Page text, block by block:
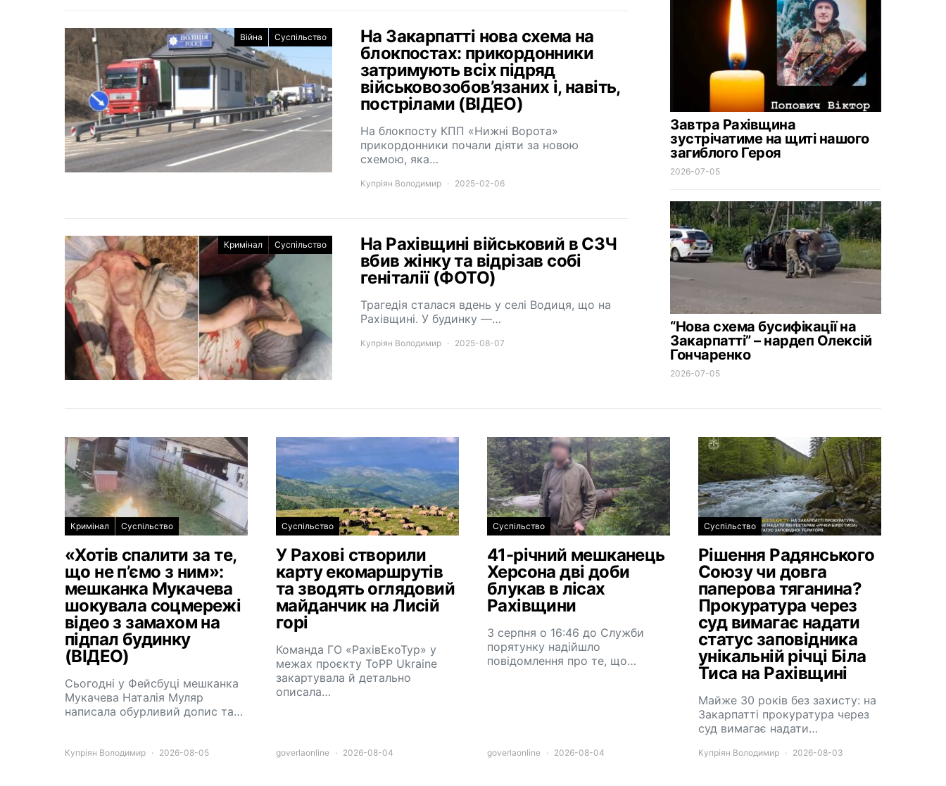
Війна Суспільство
На Закарпатті нова схема на
блокпостах: прикордонники
затримують всіх підряд
військовозобов’язаних і, навіть,
пострілами (ВІДЕО)
На блокпосту КПП «Нижні Ворота»
прикордонники почали діяти за новою
схемою, яка…
Купріян Володимир 2025-02-06
Кримінал Суспільство
На Рахівщині військовий в СЗЧ
вбив жінку та відрізав собі
геніталії (ФОТО)
Трагедія сталася вдень у селі Водиця, що на
Рахівщині. У будинку —…
Купріян Володимир 2025-08-07
Завтра Рахівщина
зустрічатиме на щиті нашого
загиблого Героя
2026-07-05
“Нова схема бусифікації на
Закарпатті” – нардеп Олексій
Гончаренко
2026-07-05
Кримінал Суспільство
«Хотів спалити за те,
що не п’ємо з ним»:
мешканка Мукачева
шокувала соцмережі
відео з замахом на
підпал будинку
(ВІДЕО)
Сьогодні у Фейсбуці мешканка
Мукачева Наталія Муляр
написала обурливий допис та…
Купріян Володимир 2026-08-05
Суспільство
У Рахові створили
карту екомаршрутів
та зводять оглядовий
майданчик на Лисій
горі
Команда ГО «РахівЕкоТур» у
межах проєкту ToPP Ukraine
закартувала й детально
описала…
goverlaonline 2026-08-04
Суспільство
41-річний мешканець
Херсона дві доби
блукав в лісах
Рахівщини
3 серпня о 16:46 до Служби
порятунку надійшло
повідомлення про те, що…
goverlaonline 2026-08-04
Суспільство
Рішення Радянського
Союзу чи довга
паперова тяганина?
Прокуратура через
суд вимагає надати
статус заповідника
унікальній річці Біла
Тиса на Рахівщині
Майже 30 років без захисту: на
Закарпатті прокуратура через
суд вимагає надати…
Купріян Володимир 2026-08-03